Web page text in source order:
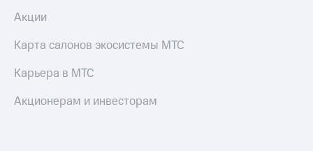
Акции
Карта салонов экосистемы МТС
Карьера в МТС
Акционерам и инвесторам